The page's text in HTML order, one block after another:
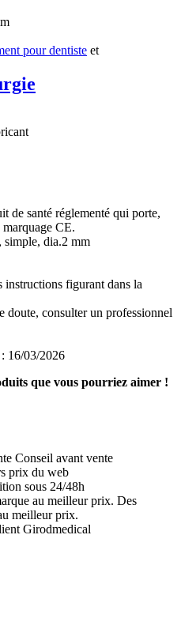
pour dentiste et
de santé réglementé qui porte,
CE.
simple, dia.2 mm
instructions figurant dans la
doute, consulter un professionnel
16/03/2026
que vous pourriez aimer !
Conseil avant vente
prix du web
sous 24/48h
Des
meilleur prix.
Girodmedical